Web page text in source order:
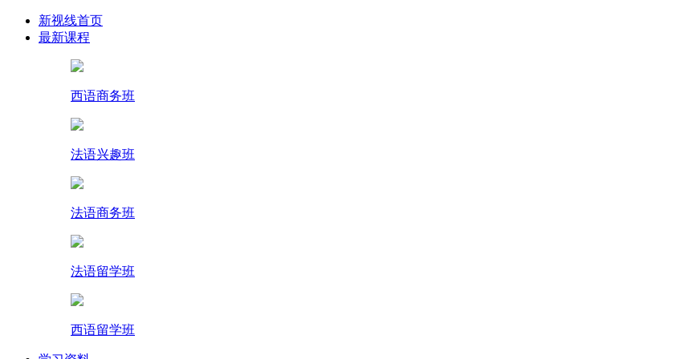
新视线首页
最新课程
西语商务班
法语兴趣班
法语商务班
法语留学班
西语留学班